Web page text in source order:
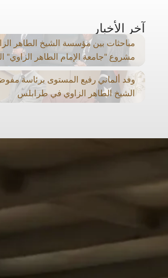
آخر الأخبار
مباحثات بين مؤسسة الشيخ الطاهر
مشروع "جامعة الإمام الطاهر الزاوي"
وفد ألماني رفيع المستوى برئاسة
الشيخ الطاهر الزاوي في طرابلس